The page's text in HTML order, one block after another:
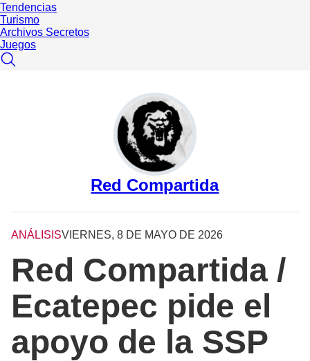
Tendencias
Turismo
Archivos Secretos
Juegos
Red Compartida
ANÁLISISVIERNES, 8 DE MAYO DE 2026
Red Compartida /
Ecatepec pide el
apoyo de la SSP